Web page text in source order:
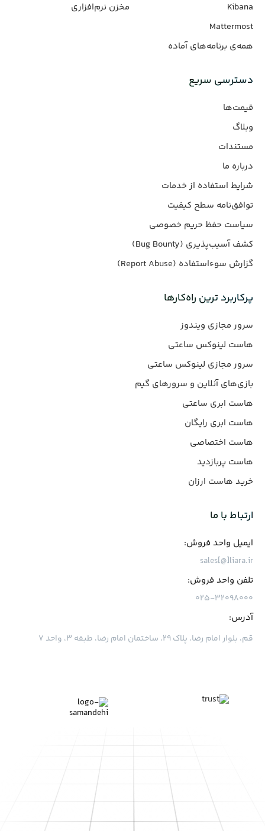
Kibana
Mattermost
همه‌ی برنامه‌های آماده
مخزن نرم‌افزاری
دسترسی سریع
قیمت‌ها
وبلاگ
مستندات
درباره ما
شرایط استفاده از خدمات
توافق‌نامه سطح کیفیت
سیاست حفظ حریم خصوصی
کشف آسیب‌پذیری (Bug Bounty)
گزارش سوءاستفاده (Report Abuse)
پرکاربرد ترین راه‌کارها
سرور مجازی ویندوز
هاست لینوکس ساعتی
سرور مجازی لینوکس ساعتی
بازی‌های آنلاین و سرورهای گیم
هاست ابری ساعتی
هاست ابری رایگان
هاست اختصاصی
هاست پربازدید
خرید هاست ارزان
ارتباط با ما
ایمیل واحد فروش:
sales[@]liara.ir
تلفن واحد فروش:
۰۲۵-۳۲۰۹۸۰۰۰
آدرس:
قم، بلوار امام رضا، پلاک ۲۹، ساختمان امام رضا، طبقه ۳، واحد ۷